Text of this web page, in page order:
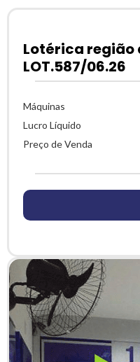
Lotérica região
LOT.587/06.26
Máquinas
Lucro Líquido
Preço de Venda